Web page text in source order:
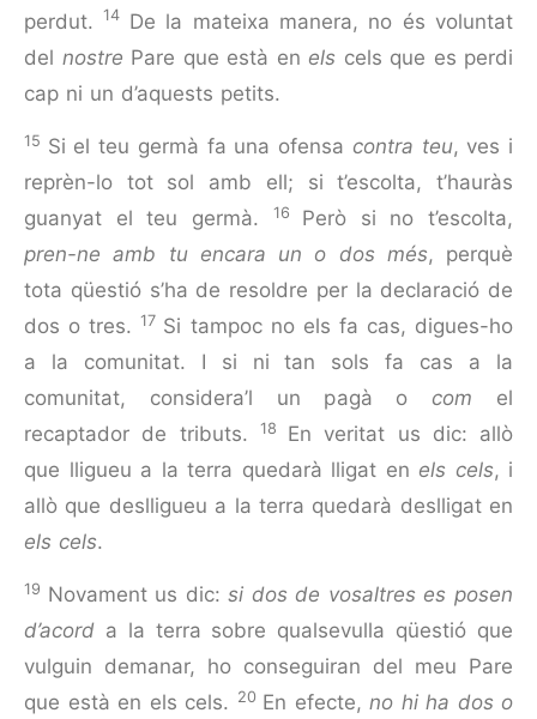
perdut.
14 De la mateixa manera, no és voluntat
del nostre Pare que està en els cels que es perdi
cap ni un d’aquests petits.
15 Si el teu germà fa una ofensa contra teu, ves i
reprèn-lo tot sol amb ell; si t’escolta, t’hauràs
guanyat el teu germà.
16 Però si no t’escolta,
pren-ne amb tu encara un o dos més, perquè
tota qüestió s’ha de resoldre per la declaració de
dos o tres.17 Si tampoc no els fa cas, digues-ho
a la comunitat. I si ni tan sols fa cas a la
comunitat, considera’l un pagà o com el
recaptador de tributs.
18 En veritat us dic: allò
que lligueu a la terra quedarà lligat en els cels, i
allò que deslligueu a la terra quedarà deslligat en
els cels.
19 Novament us dic:si dos de vosaltres es posen
d’acord a la terra sobre qualsevulla qüestió que
vulguin demanar, ho conseguiran del meu Pare
que està en els cels. 20 En efecte, no hi ha dos o